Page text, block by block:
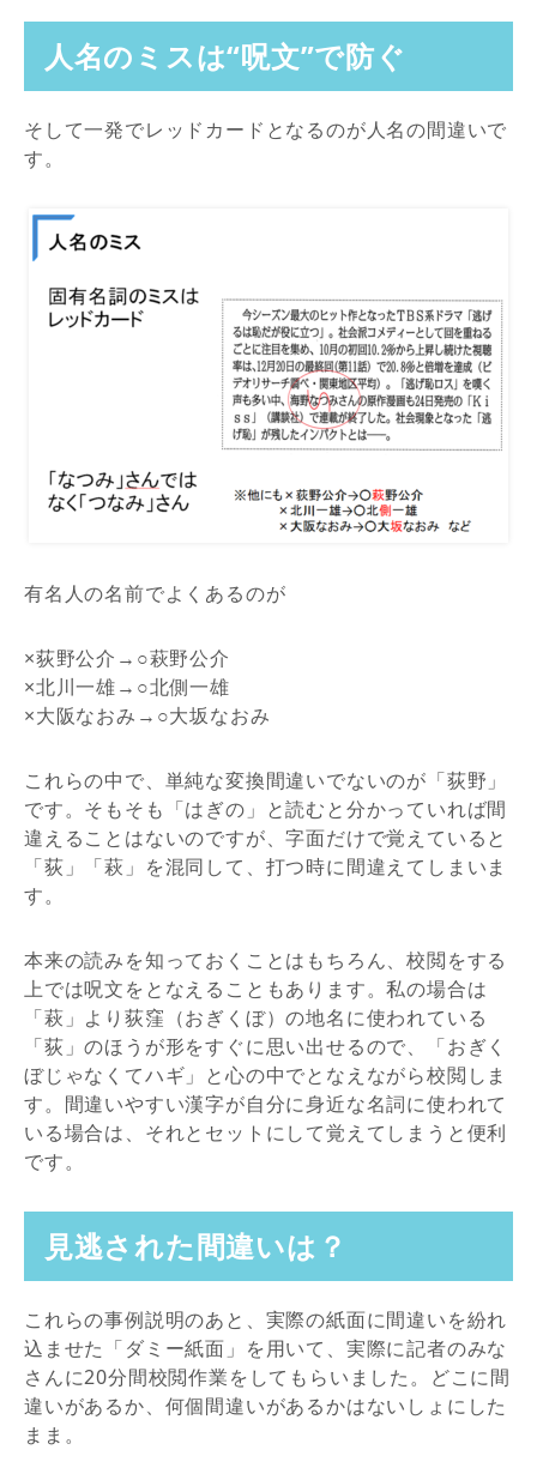
人名のミスは“呪文”で防ぐ
そして一発でレッドカードとなるのが人名の間違いで
す。
有名人の名前でよくあるのが
×荻野公介→○萩野公介
×北川一雄→○北側一雄
×大阪なおみ→○大坂なおみ
これらの中で、単純な変換間違いでないのが「荻野」
です。そもそも「はぎの」と読むと分かっていれば間
違えることはないのですが、字面だけで覚えていると
「荻」「萩」を混同して、打つ時に間違えてしまいま
す。
本来の読みを知っておくことはもちろん、校閲をする
上では呪文をとなえることもあります。私の場合は
「萩」より荻窪（おぎくぼ）の地名に使われている
「荻」のほうが形をすぐに思い出せるので、「おぎく
ぼじゃなくてハギ」と心の中でとなえながら校閲しま
す。間違いやすい漢字が自分に身近な名詞に使われて
いる場合は、それとセットにして覚えてしまうと便利
です。
見逃された間違いは？
これらの事例説明のあと、実際の紙面に間違いを紛れ
込ませた「ダミー紙面」を用いて、実際に記者のみな
さんに20分間校閲作業をしてもらいました。どこに間
違いがあるか、何個間違いがあるかはないしょにした
まま。